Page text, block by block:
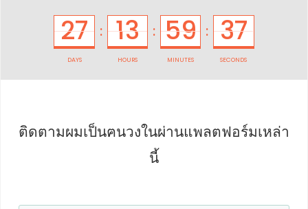
27
DAYS
: 13
HOURS
: 59
MINUTES
: 37
SECONDS
ติดตามผมเป็นฅนวงในผ่านแพลตฟอร์มเหล่า
นี้